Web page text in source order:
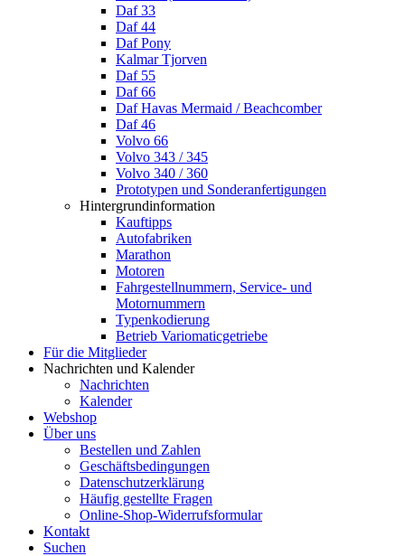
Daf 33
Daf 44
Daf Pony
Kalmar Tjorven
Daf 55
Daf 66
Daf Havas Mermaid / Beachcomber
Daf 46
Volvo 66
Volvo 343 / 345
Volvo 340 / 360
Prototypen und Sonderanfertigungen
Hintergrundinformation
Kauftipps
Autofabriken
Marathon
Motoren
Fahrgestellnummern, Service- und
Motornummern
Typenkodierung
Betrieb Variomaticgetriebe
Für die Mitglieder
Nachrichten und Kalender
Nachrichten
Kalender
Webshop
Über uns
Bestellen und Zahlen
Geschäftsbedingungen
Datenschutzerklärung
Häufig gestellte Fragen
Online-Shop-Widerrufsformular
Kontakt
Suchen